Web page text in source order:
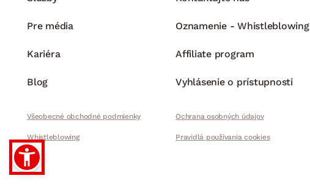
Pre média
Kariéra
Blog
Oznamenie - Whistleblowing
Affiliate program
Vyhlásenie o prístupnosti
Všeobecné obchodné podmienky Ochrana osobných údajov
Whistleblowing Pravidlá používania cookies